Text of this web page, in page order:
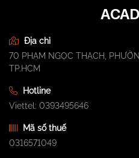
Địa chỉ
70 PHẠM NGỌC THẠCH,
TP.HCM
Hotline
Viettel: 0393495646
Mã số thuế
0316571049